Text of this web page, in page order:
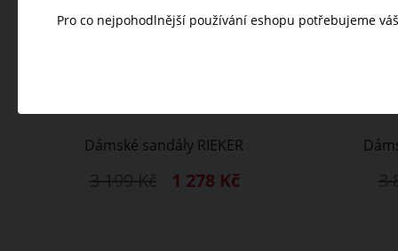
Dámské sandály RIEKER
1 278 Kč
Pro co nejpohodlnější používání eshopu potřebujeme